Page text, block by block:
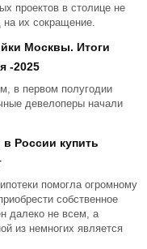
проектов в столице не
на их сокращение.
Москвы. Итоги
-2025
в первом полугодии
девелоперы начали
России купить
помогла огромному
собственное
далеко не всем, а
из немногих является